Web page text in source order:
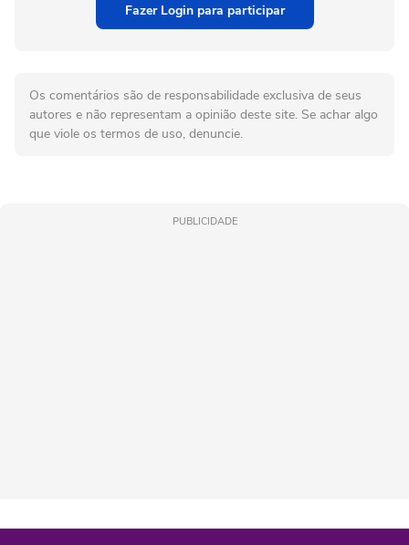
Fazer Login para participar
Os comentários são de responsabilidade exclusiva de seus
autores e não representam a opinião deste site. Se achar algo
que viole os termos de uso, denuncie.
PUBLICIDADE